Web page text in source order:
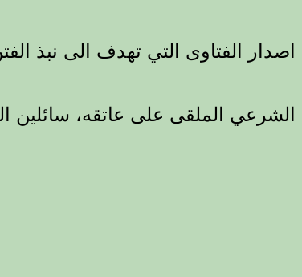
اصدار الفتاوى التي تهدف الى نبذ
الشرعي الملقى على عاتقه، سائلين